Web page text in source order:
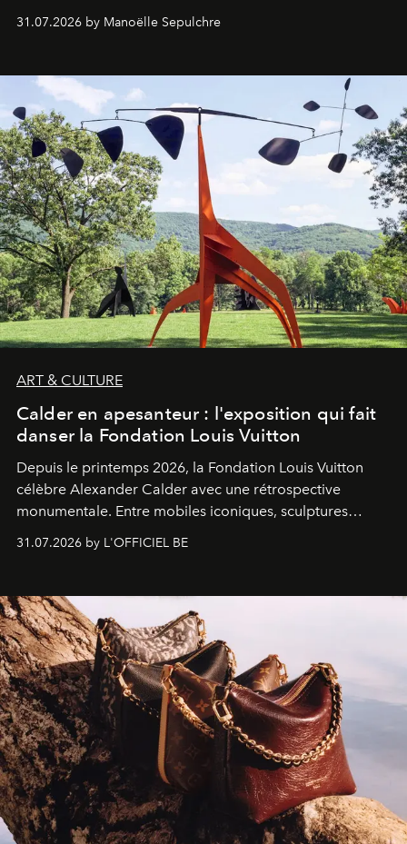
31.07.2026 by Manoëlle Sepulchre
ART & CULTURE
Calder en apesanteur : l'exposition qui fait
danser la Fondation Louis Vuitton
Depuis le printemps 2026, la Fondation Louis Vuitton
célèbre Alexander Calder avec une rétrospective
monumentale. Entre mobiles iconiques, sculptures
monumentales et poésie du mouvement, l'artiste
américain investit les espaces imaginés par Frank Gehry
sculpture.
31.07.2026 by L'OFFICIEL BE